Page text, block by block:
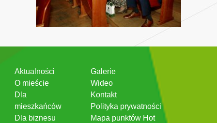
Aktualności
O mieście
Dla
mieszkańców
Dla biznesu
Galerie
Wideo
Kontakt
Polityka prywatności
Mapa punktów Hot